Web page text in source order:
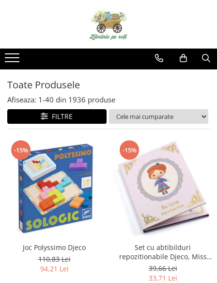
Toate Produsele
Afiseaza: 1-40 din 1936 produse
FILTRE
-15%
Joc Polyssimo Djeco
110,83 Lei
94,21 Lei
-15%
Set cu abtibilduri
repozitionabile Djeco, Miss
Lilyruby
39,66 Lei
33,71 Lei